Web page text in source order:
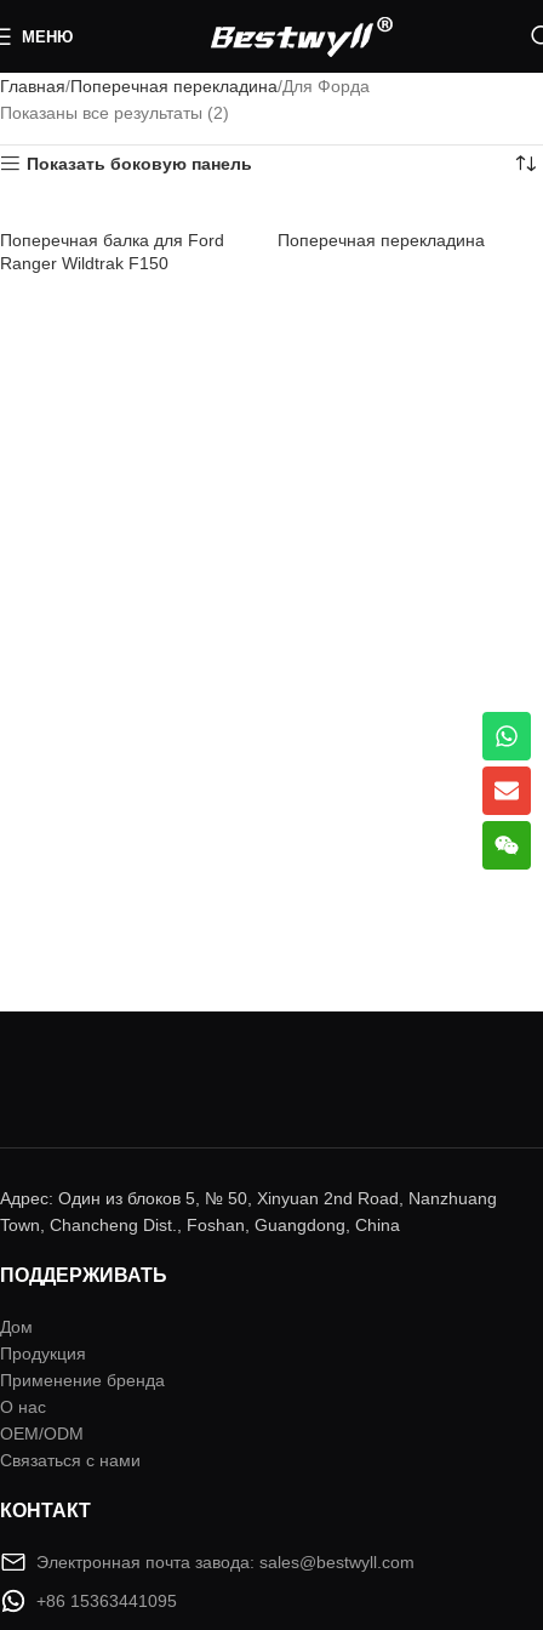
МЕНЮ
Главная Поперечная перекладина Для Форда
Показаны все результаты (2)
Показать боковую панель
Поперечная балка для Ford
Ranger Wildtrak F150
Поперечная перекладина
Адрес: Один из блоков 5, № 50, Xinyuan 2nd Road, Nanzhuang
Town, Chancheng Dist., Foshan, Guangdong, China
ПОДДЕРЖИВАТЬ
Дом
Продукция
Применение бренда
О нас
OEM/ODM
Связаться с нами
КОНТАКТ
Электронная почта завода: sales@bestwyll.com
+86 15363441095